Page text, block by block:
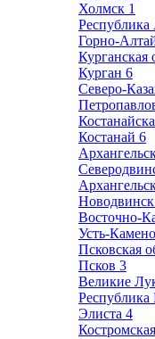
Холмск 1
Республика
Горно-
Курганская
Курган 6
Северо-
Костанай 6
Новодвинск
Восточно-
Усть-
Псковская
Псков 3
Великие
Элиста 4